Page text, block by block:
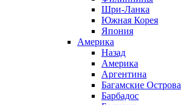
Шри-Ланка
Южная Корея
Япония
Америка
Назад
Америка
Аргентина
Багамские Острова
Барбадос